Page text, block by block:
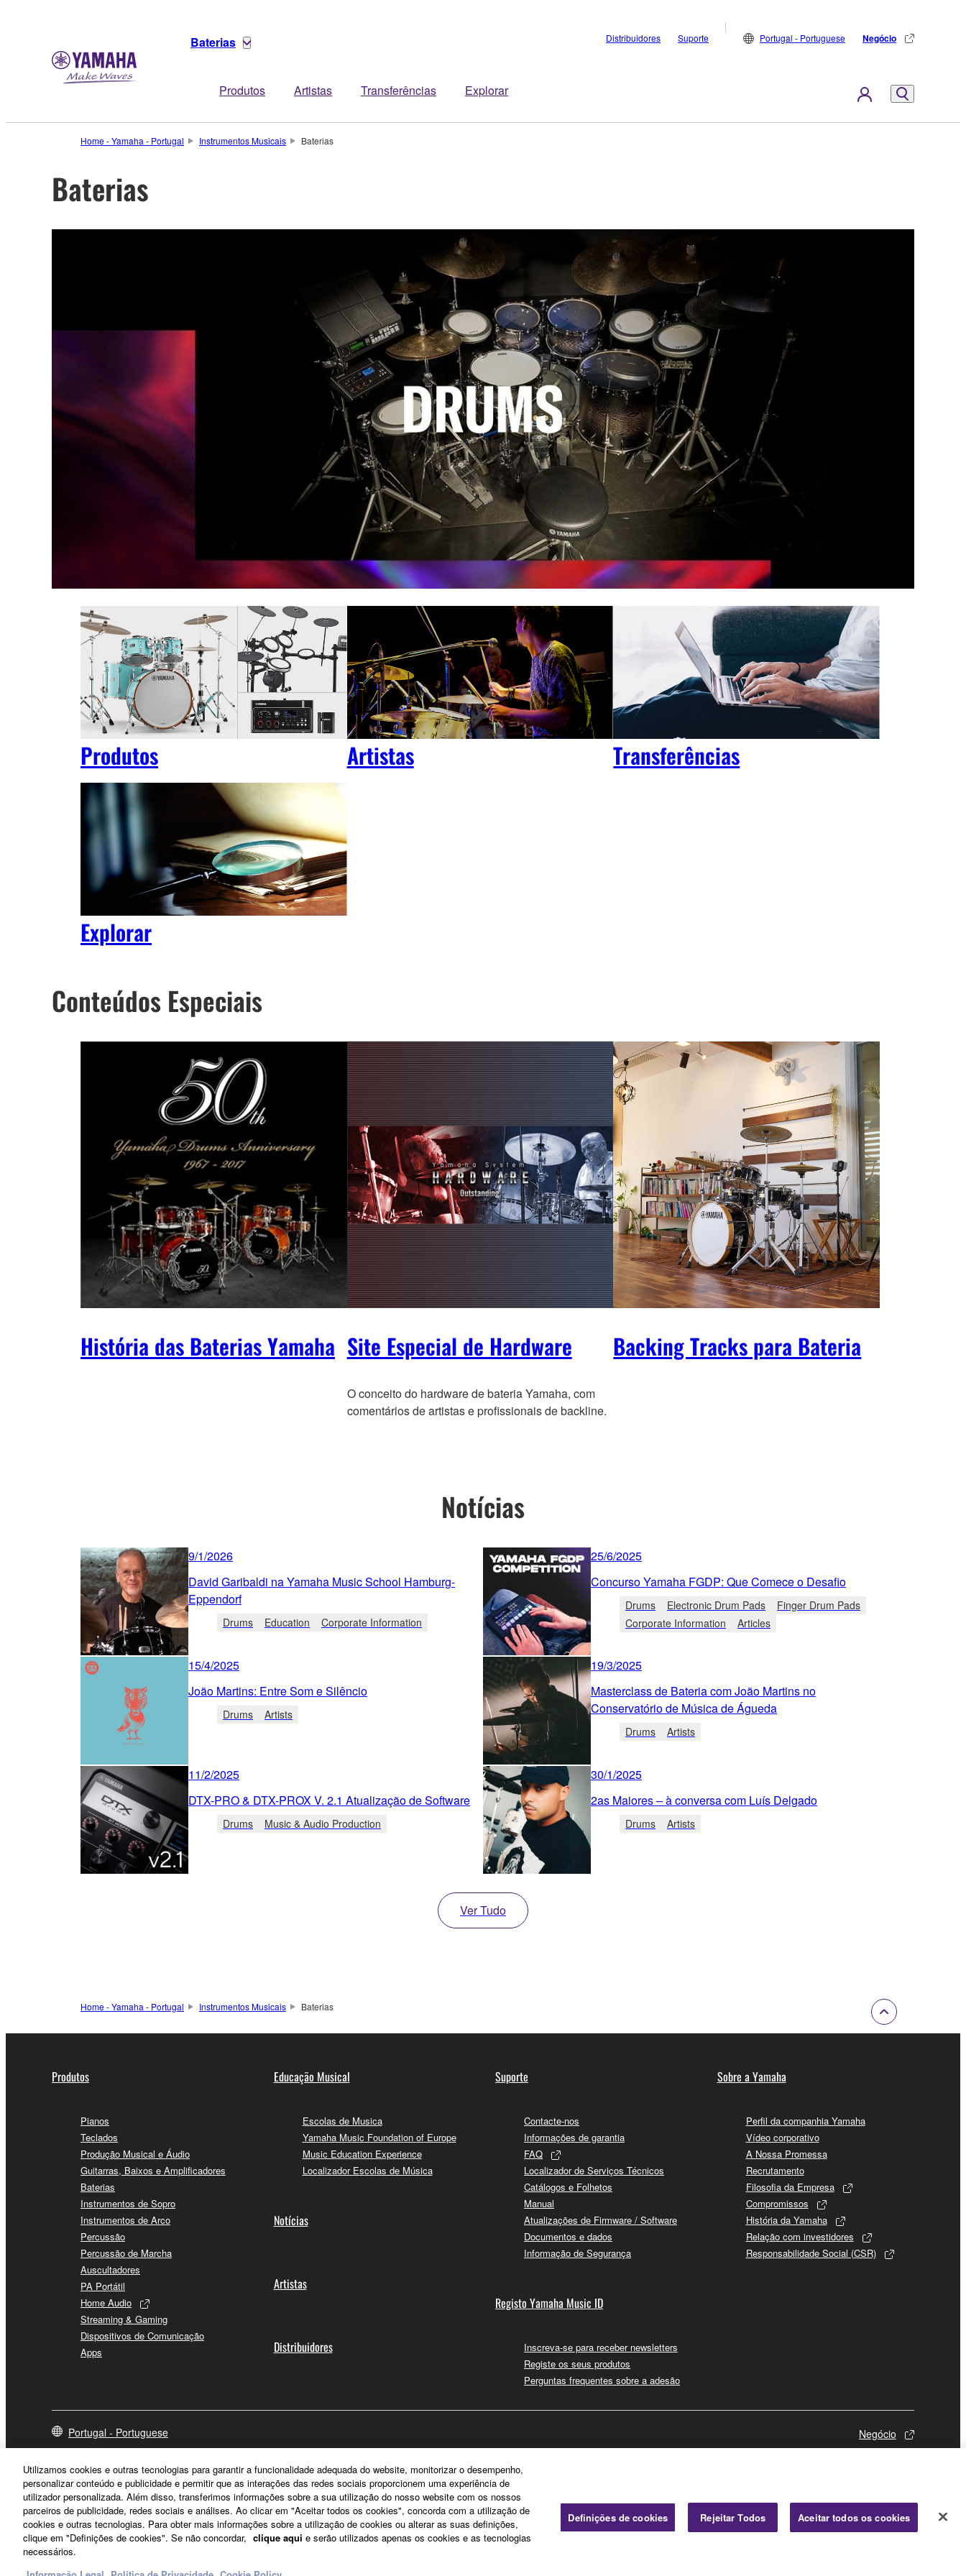
Baterias
Produtos Artistas Transferências Explorar
Distribuidores Suporte Portugal - Portuguese Negócio
Home - Yamaha - Portugal Instrumentos Musicais Baterias
Baterias
Produtos Artistas Transferências
Explorar
Conteúdos Especiais
História das Baterias Yamaha Site Especial de Hardware
O conceito do hardware de bateria Yamaha, com
comentários de artistas e profissionais de backline.
Backing Tracks para Bateria
Notícias
9/1/2026
David Garibaldi na Yamaha Music School Hamburg-
Eppendorf
Drums Education Corporate Information
25/6/2025
Concurso Yamaha FGDP: Que Comece o Desafio
Drums Electronic Drum Pads
Finger Drum Pads
Corporate Information
Articles
15/4/2025
João Martins: Entre Som e Silêncio
Drums Artists
19/3/2025
Masterclass de Bateria com João Martins no
Conservatório de Música de Águeda
Drums Artists
11/2/2025
DTX-PRO & DTX-PROX V. 2.1 Atualização de Software
Drums Music & Audio Production
30/1/2025
2as Maiores – à conversa com Luís Delgado
Drums Artists
Ver Tudo
Home - Yamaha - Portugal Instrumentos Musicais Baterias
Produtos
Pianos
Teclados
Produção Musical e Áudio
Guitarras, Baixos e Amplificadores
Baterias
Instrumentos de Sopro
Instrumentos de Arco
Percussão
Percussão de Marcha
Auscultadores
PA Portátil
Home Audio
Streaming & Gaming
Dispositivos de Comunicação
Apps
Educação Musical
Escolas de Musica
Yamaha Music Foundation of Europe
Music Education Experience
Localizador Escolas de Música
Notícias
Artistas
Distribuidores
Suporte
Contacte-nos
Informações de garantia
FAQ
Localizador de Serviços Técnicos
Catálogos e Folhetos
Manual
Atualizações de Firmware / Software
Documentos e dados
Informação de Segurança
Registo Yamaha Music ID
Inscreva-se para receber newsletters
Registe os seus produtos
Perguntas frequentes sobre a adesão
Sobre a Yamaha
Perfil da companhia Yamaha
Vídeo corporativo
A Nossa Promessa
Recrutamento
Filosofia da Empresa
Compromissos
História da Yamaha
Relação com investidores
Responsabilidade Social (CSR)
Portugal - Portuguese Negócio
Utilizamos cookies e outras tecnologias para garantir a funcionalidade adequada do website, monitorizar o desempenho,
personalizar conteúdo e publicidade e permitir que as interações das redes sociais proporcionem uma experiência de
utilizador personalizada. Além disso, transferimos informações sobre a sua utilização do nosso website com os nossos
parceiros de publicidade, redes sociais e análises. Ao clicar em "Aceitar todos os cookies", concorda com a utilização de
cookies e outras tecnologias. Para obter mais informações sobre a utilização de cookies ou alterar as suas definições,
clique em "Definições de cookies". Se não concordar, clique aqui e serão utilizados apenas os cookies e as tecnologias
necessários.
Definições de cookies Rejeitar Todos Aceitar todos os cookies